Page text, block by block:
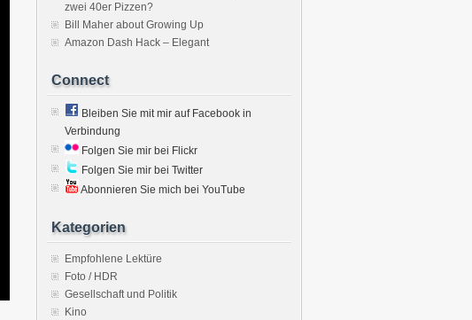
zwei 40er Pizzen?
Bill Maher about Growing Up
Amazon Dash Hack – Elegant
Connect
Bleiben Sie mit mir auf Facebook in
Verbindung
Folgen Sie mir bei Flickr
Folgen Sie mir bei Twitter
Abonnieren Sie mich bei YouTube
Kategorien
Empfohlene Lektüre
Foto / HDR
Gesellschaft und Politik
Kino